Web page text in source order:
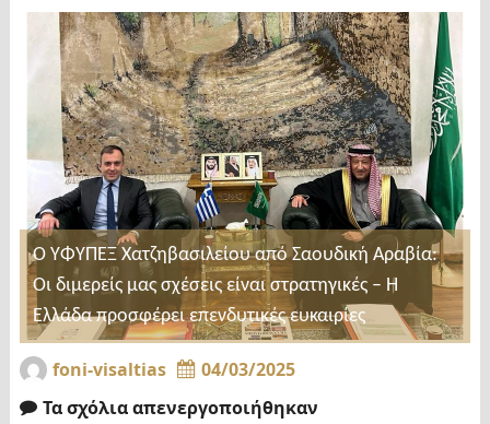
Ο ΥΦΥΠΕΞ Χατζηβασιλείου από Σαουδική Αραβία:
Οι διμερείς μας σχέσεις είναι στρατηγικές – Η
Ελλάδα προσφέρει επενδυτικές ευκαιρίες
foni-visaltias
04/03/2025
Τα σχόλια απενεργοποιήθηκαν